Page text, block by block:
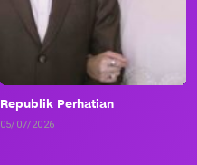
Republik Perhatian
05/07/2026